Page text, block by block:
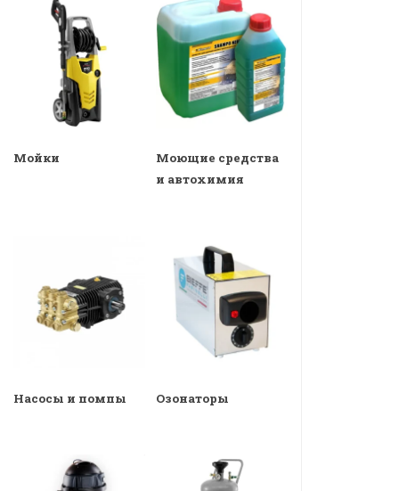
Мойки
Моющие средства
и автохимия
Насосы и помпы Озонаторы